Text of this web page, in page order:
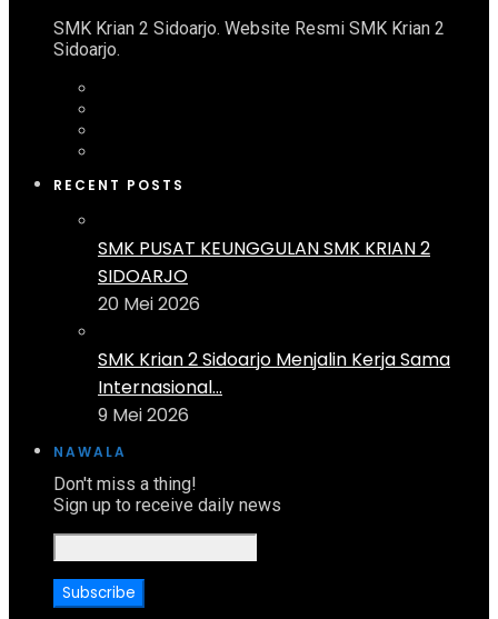
SMK Krian 2 Sidoarjo. Website Resmi SMK Krian 2
Sidoarjo.
RECENT POSTS
SMK PUSAT KEUNGGULAN SMK KRIAN 2
SIDOARJO
20 Mei 2026
SMK Krian 2 Sidoarjo Menjalin Kerja Sama
Internasional...
9 Mei 2026
NAWALA
Don't miss a thing!
Sign up to receive daily news